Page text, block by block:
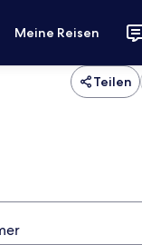
Meine Reisen
Teilen